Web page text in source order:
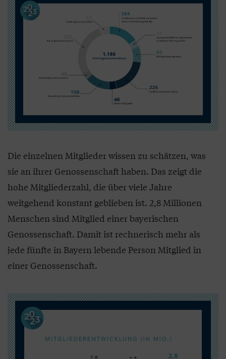
Die einzelnen Mitglieder wissen zu schätzen, was
sie an ihrer Genossenschaft haben. Das zeigt die
hohe Mitgliederzahl, die über viele Jahre
weitgehend konstant geblieben ist. 2,8 Millionen
Menschen sind Mitglied einer bayerischen
Genossenschaft. Damit ist rechnerisch mehr als
jede fünfte in Bayern lebende Person Mitglied in
einer Genossenschaft.